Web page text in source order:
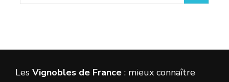
Les Vignobles de France : mieux connaître